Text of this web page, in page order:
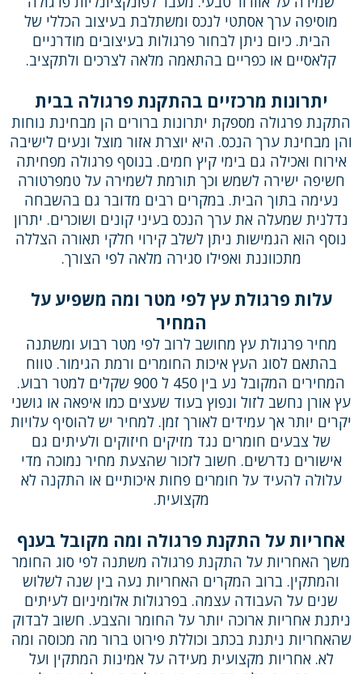
מוסיפה ערך אסתטי לנכס ומשתלבת בעיצוב הכללי של
הבית. כיום ניתן לבחור פרגולות בעיצובים מודרניים
קלאסיים או כפריים בהתאמה מלאה לצרכים ולתקציב.
יתרונות מרכזיים בהתקנת פרגולה בבית
התקנת פרגולה מספקת יתרונות ברורים הן מבחינת נוחות
והן מבחינת ערך הנכס. היא יוצרת אזור מוצל ונעים לישיבה
אירוח ואכילה גם בימי קיץ חמים. בנוסף פרגולה מפחיתה
חשיפה ישירה לשמש וכך תורמת לשמירה על טמפרטורה
נעימה בתוך הבית. במקרים רבים מדובר גם בהשבחה
נדלנית שמעלה את ערך הנכס בעיני קונים ושוכרים. יתרון
נוסף הוא הגמישות ניתן לשלב קירוי חלקי תאורה הצללה
מתכווננת ואפילו סגירה מלאה לפי הצורך.
עלות פרגולת עץ לפי מטר ומה משפיע על
המחיר
מחיר פרגולת עץ מחושב לרוב לפי מטר רבוע ומשתנה
בהתאם לסוג העץ איכות החומרים ורמת הגימור. טווח
המחירים המקובל נע בין 450 ל 900 שקלים למטר רבוע.
עץ אורן נחשב לזול ונפוץ בעוד שעצים כמו איפאה או גושני
יקרים יותר אך עמידים לאורך זמן. למחיר יש להוסיף עלויות
של צבעים חומרים נגד מזיקים חיזוקים ולעיתים גם
אישורים נדרשים. חשוב לזכור שהצעת מחיר נמוכה מדי
עלולה להעיד על חומרים פחות איכותיים או התקנה לא
מקצועית.
אחריות על התקנת פרגולה ומה מקובל בענף
משך האחריות על התקנת פרגולה משתנה לפי סוג החומר
והמתקין. ברוב המקרים האחריות נעה בין שנה לשלוש
שנים על העבודה עצמה. בפרגולות אלומיניום לעיתים
ניתנת אחריות ארוכה יותר על החומר והצבע. חשוב לבדוק
שהאחריות ניתנת בכתב וכוללת פירוט ברור מה מכוסה ומה
לא. אחריות מקצועית מעידה על אמינות המתקין ועל